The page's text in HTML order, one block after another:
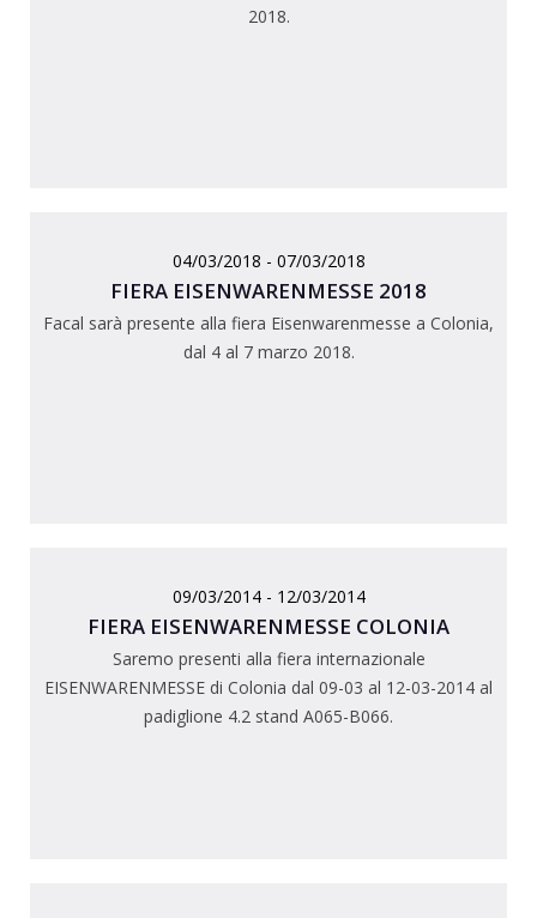
2018.
04/03/2018 - 07/03/2018
FIERA EISENWARENMESSE 2018
Facal sarà presente alla fiera Eisenwarenmesse a Colonia,
dal 4 al 7 marzo 2018.
09/03/2014 - 12/03/2014
FIERA EISENWARENMESSE COLONIA
Saremo presenti alla fiera internazionale
EISENWARENMESSE di Colonia dal 09-03 al 12-03-2014 al
padiglione 4.2 stand A065-B066.